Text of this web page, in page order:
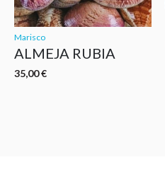
Marisco
ALMEJA RUBIA
35,00€